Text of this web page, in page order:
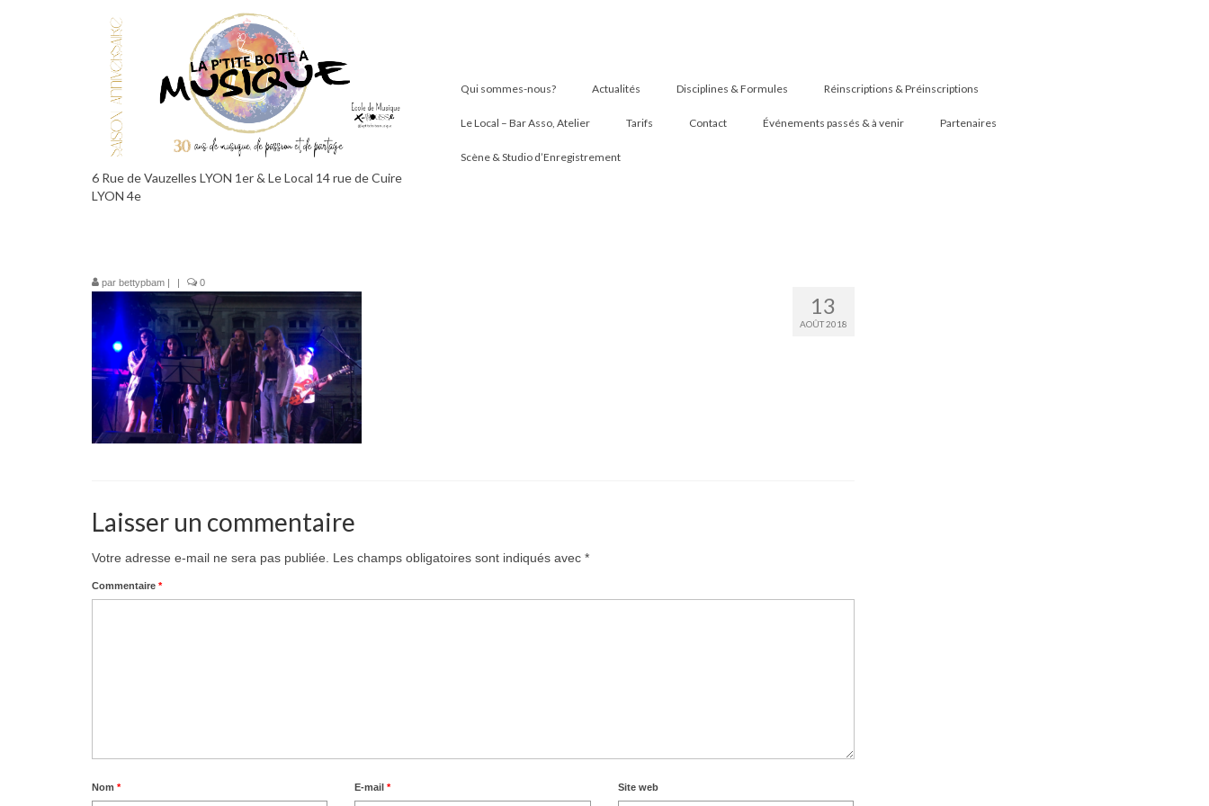
6 Rue de Vauzelles LYON 1er & Le Local 14 rue de Cuire
LYON 4e
Qui sommes-nous? Actualités Disciplines & Formules Réinscriptions & Préinscriptions
Le Local – Bar Asso, Atelier Tarifs Contact Événements passés & à venir Partenaires
Scène & Studio d’Enregistrement
13
AOÛT 2018
par bettypbam | | 0
Laisser un commentaire
Votre adresse e-mail ne sera pas publiée. Les champs obligatoires sont indiqués avec *
Commentaire *
Nom * E-mail* Site web